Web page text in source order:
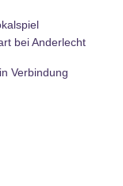
bei Anderlecht
Verbindung